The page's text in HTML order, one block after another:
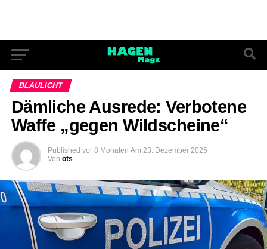
BLAULICHT
Dämliche Ausrede: Verbotene
Waffe „gegen Wildscheine“
Published vor 8 Monaten Am 23. Dezember 2025
Von ots